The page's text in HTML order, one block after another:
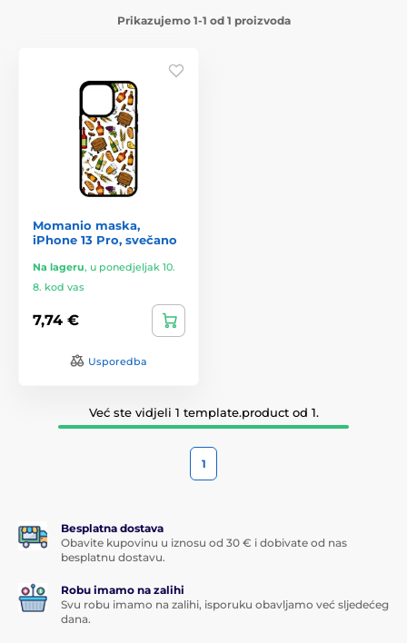
Prikazujemo 1-1 od 1 proizvoda
Momanio maska,
iPhone 13 Pro, svečano
Na lageru, u ponedjeljak 10.
8. kod vas
7,74 €
Usporedba
Već ste vidjeli 1 template.product od 1.
1
Besplatna dostava
Obavite kupovinu u iznosu od 30 € i dobivate od nas
besplatnu dostavu.
Robu imamo na zalihi
Svu robu imamo na zalihi, isporuku obavljamo već sljedećeg
dana.